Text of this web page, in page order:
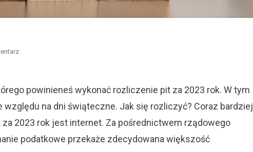
Do
2023
Rok
powinieneś wykonać rozliczenie pit za 2023 rok. W tym
względu na dni świąteczne. Jak się rozliczyć? Coraz bardziej
2023 rok jest internet. Za pośrednictwem rządowego
podatkowe przekaże zdecydowana większość